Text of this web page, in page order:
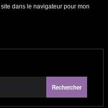
dans le navigateur pour mon
Rechercher